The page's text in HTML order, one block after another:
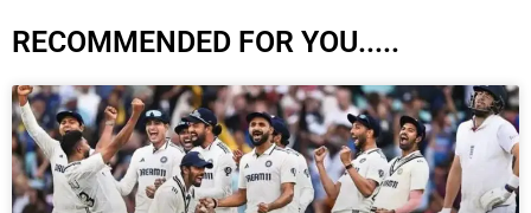
RECOMMENDED FOR YOU.....